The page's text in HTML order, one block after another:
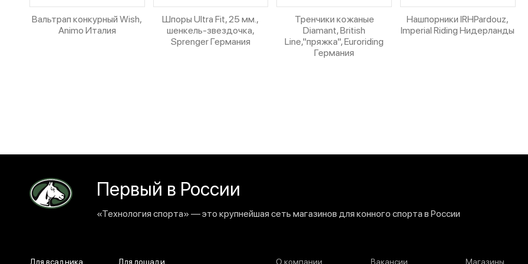
Вальтрап конкурный Wish,
Animo Италия
Шпоры Ultra Fit, 25 мм.,
шенкель-звездочка,
Sprenger Германия
Тренчики кожаные
Diamant, British
Line,"пряжка", Euroriding
Германия
Нашпорники IRHPardouz,
Imperial Riding Нидерланды
Первый в России
«Технология спорта» — это крупнейшая сеть магазинов для конного спорта в России
Для всадника Для лошади О компании Вакансии Магазины